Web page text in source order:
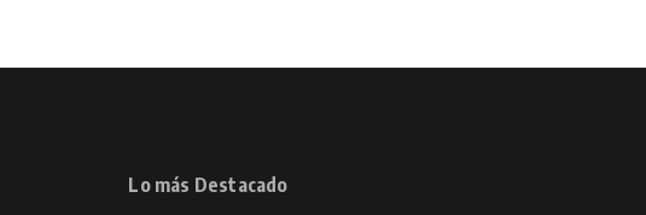
Lo más Destacado